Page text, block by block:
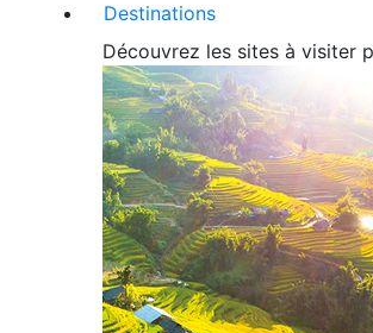
Destinations
Découvrez les sites à visiter